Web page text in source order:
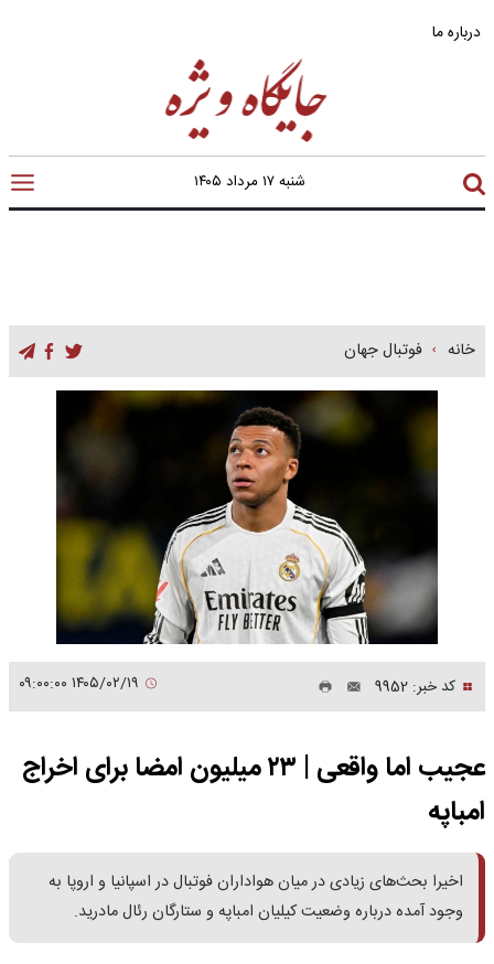
درباره ما
شنبه ۱۷ مرداد ۱۴۰۵
خانه فوتبال جهان
کد خبر: 9952
عجیب اما واقعی | ۲۳ میلیون امضا برای اخراج
امباپه
اخیرا بحث‌های زیادی در میان هواداران فوتبال در اسپانیا و اروپا به
وجود آمده درباره وضعیت کیلیان امباپه و ستارگان رئال مادرید.